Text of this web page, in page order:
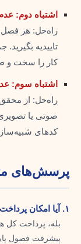
اشتباه دوم:
راه‌حل: هر فصل
تاییدیه
کار را سخت و
اشتباه سوم:
راه‌حل: از محقق
صوتی یا
کدهای
پرسش‌های
۱. آیا امکان پرداخت اقساطی هزینه‌ها وجود دارد؟
بله، پرداخت کل
پیشرفت فصول